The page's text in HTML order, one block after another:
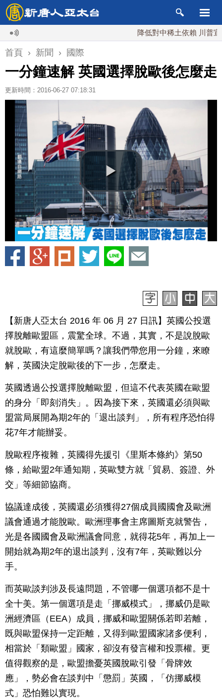
降低對中稀土依賴 川普宣布礦
首頁 › 新聞 › 國際
一分鐘速解 英國選擇脫歐後怎麼走
更新時間：2016-06-27 07:18:31
【新唐人亞太台 2016 年 06 月 27 日訊】英國公投選
擇脫離歐盟區，震驚全球。不過，其實，不是說脫歐
就脫歐，有這麼簡單嗎？讓我們帶您用一分鐘，來瞭
解，英國決定脫歐後的下一步，怎麼走。
英國透過公投選擇脫離歐盟，但這不代表英國在歐盟
的身分「即刻消失」。因為接下來，英國還必須與歐
盟當局展開為期2年的「退出談判」，所有程序恐怕得
花7年才能辦妥。
脫歐程序複雜，英國得先援引《里斯本條約》第50
條，給歐盟2年通知期，英歐雙方就「貿易、簽證、外
交」等細節協商。
協議達成後，英國還必須獲得27個成員國國會及歐洲
議會通過才能脫歐。歐洲理事會主席圖斯克就警告，
光是各國國會及歐洲議會同意，就得花5年，再加上一
開始就為期2年的退出談判，沒有7年，英歐難以分
手。
而英歐談判涉及長遠問題，不管哪一個選項都不是十
全十美。第一個選項是走「挪威模式」，挪威仍是歐
洲經濟區（EEA）成員，挪威和歐盟關係若即若離，
既與歐盟保持一定距離，又得到歐盟國家諸多便利，
相當於「類歐盟」國家，卻沒有發言權和投票權。更
值得觀察的是，歐盟擔憂英國脫歐引發「骨牌效
應」，勢必會在談判中「懲罰」英國，「仿挪威模
式」恐怕難以實現。